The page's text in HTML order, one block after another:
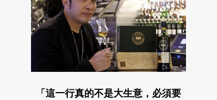
「這一行真的不是大生意，必須要